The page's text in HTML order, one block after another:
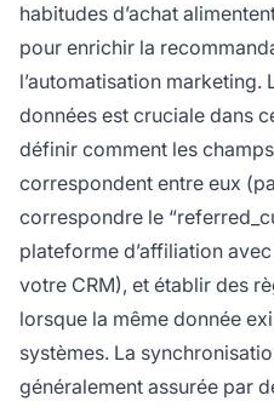
habitudes d’achat
pour enrichir la
l’automatisation marketing.
données est cruciale dans
définir comment les
correspondent entre eux
correspondre le
plateforme d’affiliation
votre CRM), et établir des
lorsque la même donnée
systèmes. La
généralement assurée par